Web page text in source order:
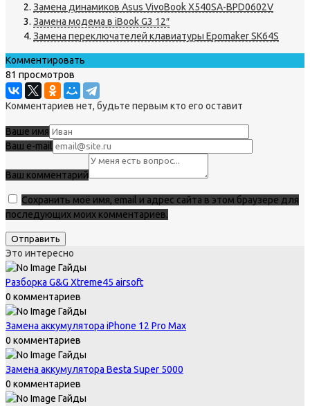
Замена динамиков Asus VivoBook X540SA-BPD0602V
Замена модема в iBook G3 12″
Замена переключателей клавиатуры Epomaker SK64S
Комментировать
81 просмотров
Комментариев нет, будьте первым кто его оставит
Ваше имя
Ваш e-mail
Ваш комментарий
Сохранить моё имя, email и адрес сайта в этом браузере для
последующих моих комментариев.
Это интересно
Гайды
Разборка G&G Xtreme45 airsoft
0 комментариев
Гайды
Замена аккумулятора iPhone 12 Pro Max
0 комментариев
Гайды
Замена аккумулятора Besta Super 5000
0 комментариев
Гайды